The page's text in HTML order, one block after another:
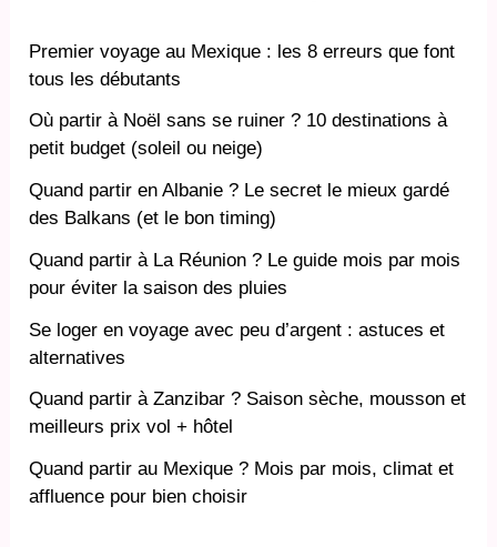
Premier voyage au Mexique : les 8 erreurs que font
tous les débutants
Où partir à Noël sans se ruiner ? 10 destinations à
petit budget (soleil ou neige)
Quand partir en Albanie ? Le secret le mieux gardé
des Balkans (et le bon timing)
Quand partir à La Réunion ? Le guide mois par mois
pour éviter la saison des pluies
Se loger en voyage avec peu d’argent : astuces et
alternatives
Quand partir à Zanzibar ? Saison sèche, mousson et
meilleurs prix vol + hôtel
Quand partir au Mexique ? Mois par mois, climat et
affluence pour bien choisir